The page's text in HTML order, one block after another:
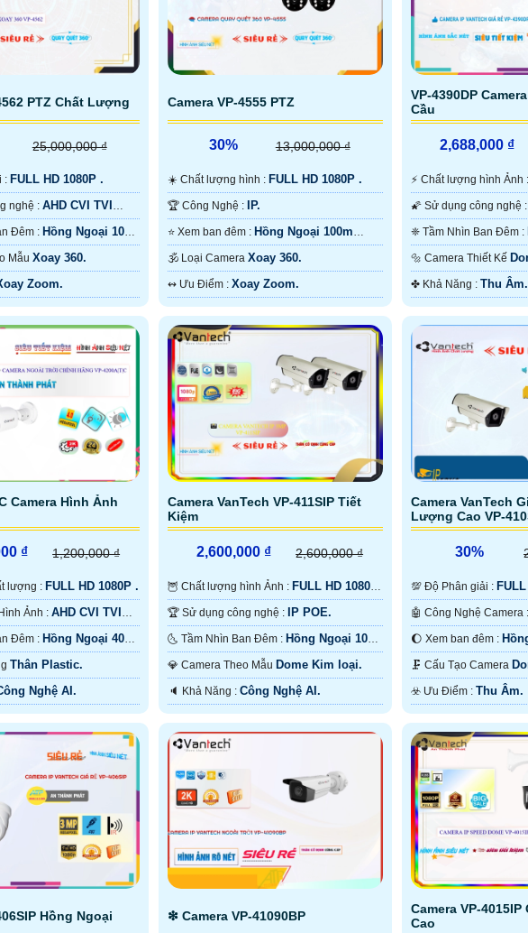
PTZ Chất Lượng
25,000,000 ₫
: FULL HD 1080P .
⚜️ Camera Công nghệ : AHD CVI TVI
🌙 Tầm Nhìn Ban Đêm : Hồng Ngoại 10m
Mẫu Xoay 360.
Zoom.
Camera VP-4555 PTZ
30% 13,000,000 ₫
☀️ Chất lượng hình : FULL HD 1080P .
🏆 Công Nghệ : IP.
⭐ Xem ban đêm : Hồng Ngoại 100m
Hồng Ngoại Smart IR.
🕉️ Loại Camera Xoay 360.
️↭ Ưu Điểm : Xoay Zoom.
VP-4390DP
Cầu
2,688,000 ₫
️⚡ Chất lượng hình Ảnh :
🌠 Sử dụng công nghệ :
❈ Tầm Nhìn Ban Đêm :
Hồng Ngoại SMD.
🔩 Camera Thiết Kế
️✤ Khả Năng : Thu Âm.
Camera Hình Ảnh
₫ 1,200,000 ₫
lượng : FULL HD 1080P .
🕉️ Công Nghệ Hình Ảnh : AHD CVI TVI
💥 Tầm Nhìn Ban Đêm : Hồng Ngoại 40m
IR.
Thân Plastic.
Nghệ AI.
Camera VanTech VP-411SIP Tiết
Kiệm
2,600,000 ₫ 2,600,000 ₫
🦉 Chất lượng hình Ảnh : FULL HD 1080P
.
🏆 Sử dụng công nghệ : IP POE.
🌜 Tầm Nhìn Ban Đêm : Hồng Ngoại 10m
Hồng Ngoại SMD.
💎 Camera Theo Mẫu Dome Kim loại.
️🔈 Khả Năng : Công Nghệ AI.
Camera VanTech
Lượng Cao VP-
30%
💯 Độ Phân giải :
🤖️ Công Nghệ Camera :
🌔 Xem ban đêm :
Starlight.
🗜️ Cấu Tạo Camera
️☣️ Ưu Điểm : Thu Âm.
Hồng Ngoại ❇ Camera VP-41090BP
Camera VP-
Cao